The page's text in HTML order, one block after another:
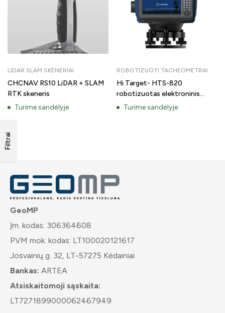
Filtrai
LIDAR SLAM SKENERIAI
CHCNAV RS10 LiDAR + SLAM
RTK skeneris
Turime sandėlyje
ROBOTIZUOTI TACHEOMETRAI
Hi Target- HTS-820
robotizuotas elektroninis
tacheometras geodezijai
Turime sandėlyje
GeoMP
Įm. kodas: 306364608
PVM mok. kodas: LT100020121617
Josvainių g. 32, LT-57275 Kėdainiai
Bankas: ARTEA
Atsiskaitomoji sąskaita:
LT7271899000062467949